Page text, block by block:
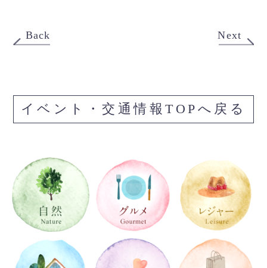
Back Next
イベント・交通情報TOPへ戻る